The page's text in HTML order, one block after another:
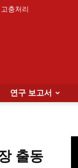
고충처리
연구 보고서
출동